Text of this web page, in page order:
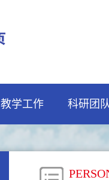
教学工作 科研团